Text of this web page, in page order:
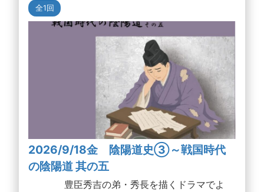
全1回
2026/9/18金 陰陽道史③～戦国時代
の陰陽道 其の五
豊臣秀吉の弟・秀長を描くドラマでよ